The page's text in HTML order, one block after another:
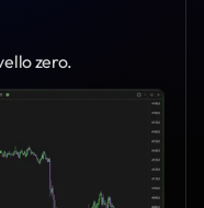
zero.